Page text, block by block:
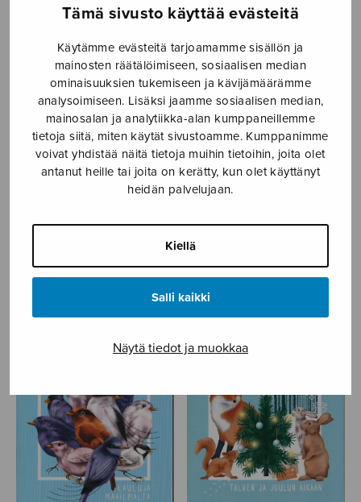
Tämä sivusto käyttää evästeitä
Käytämme evästeitä tarjoamamme sisällön ja
mainosten räätälöimiseen, sosiaalisen median
ominaisuuksien tukemiseen ja kävijämäärämme
analysoimiseen. Lisäksi jaamme sosiaalisen median,
mainosalan ja analytiikka-alan kumppaneillemme
tietoja siitä, miten käytät sivustoamme. Kumppanimme
voivat yhdistää näitä tietoja muihin tietoihin, joita olet
antanut heille tai joita on kerätty, kun olet käyttänyt
heidän palvelujaan.
Kiellä
Salli kaikki
Näytä tiedot ja muokkaa
Jouluna 1
Kaksi- ja kolmiäänisiä
lauluja lapsilaulajille
Lapsen virret Lauluja isälle